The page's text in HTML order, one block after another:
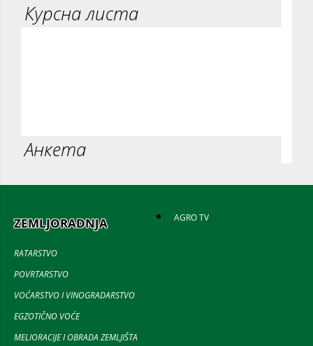
Курсна листа
Анкета
ZEMLJORADNJA
RATARSTVO
POVRTARSTVO
VOĆARSTVO I VINOGRADARSTVO
EGZOTIČNO VOĆE
MELIORACIJE I OBRADA ZEMLJIŠTA
AGRO TV